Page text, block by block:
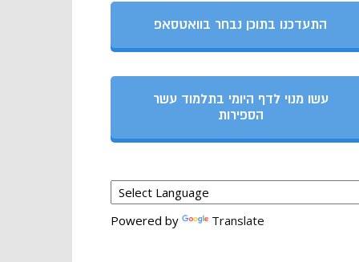
התעדכנו בתוכן נבחר בוואטסאפ
עשו מנוי לדף היומי בתלמוד עשר
הספירות
Powered by Translate